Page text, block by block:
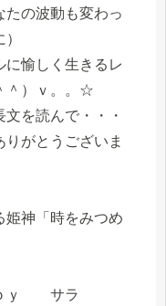
たの波動も変わっ
に愉しく生きるレ
＾）ｖ。。☆
を読んで・・・
がとうございま
姫神「時をみつめ
ラ